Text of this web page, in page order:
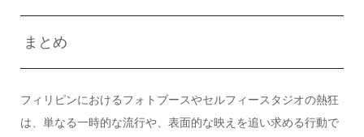
まとめ
フィリピンにおけるフォトブースやセルフィースタジオの熱狂
は、単なる一時的な流行や、表面的な映えを追い求める行動で